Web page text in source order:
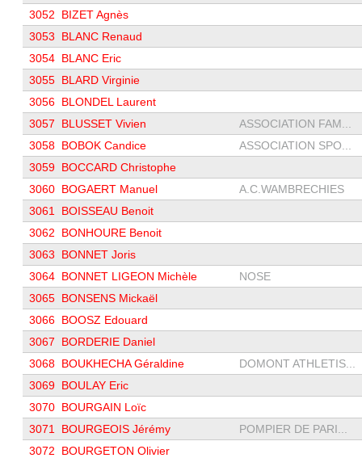
3052
BIZET Agnès
3053
BLANC Renaud
3054 BLANC Eric
3055 BLARD Virginie
3056 BLONDEL Laurent
3057
BLUSSET Vivien
ASSOCIATION FAM...
3058 BOBOK Candice
ASSOCIATION SPO...
3059 BOCCARD Christophe
3060 BOGAERT Manuel
A.C.WAMBRECHIES
3061
BOISSEAU Benoit
3062
BONHOURE Benoit
3063
BONNET Joris
3064 BONNET LIGEON Michèle
NOSE
3065 BONSENS Mickaël
3066 BOOSZ Edouard
3067
BORDERIE Daniel
3068 BOUKHECHA Géraldine
DOMONT ATHLETIS...
3069 BOULAY Eric
3070 BOURGAIN Loïc
3071
BOURGEOIS Jérémy
POMPIER DE PARI...
3072
BOURGETON Olivier